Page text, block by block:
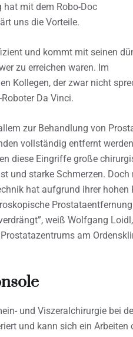
hat mit dem Robo-Doc
uns die Vorteile.
und kommt mit seinen
zu erreichen waren. Im
Kollegen, der zwar nicht
Da Vinci.
zur Behandlung von
vollständig entfernt
diese Eingriffe große
und starke Schmerzen.
hat aufgrund ihrer hohen
weiß Wolfgang
am
und Viszeralchirurgie bei
und kann sich ein Arbeiten